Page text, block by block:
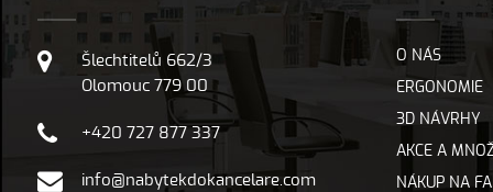
Šlechtitelů 662/3
Olomouc 779 00
+420 727 877 337
info@nabytekdokancelare.com
O NÁS
ERGONOMIE
3D NÁVRHY
AKCE A
NÁKUP NA